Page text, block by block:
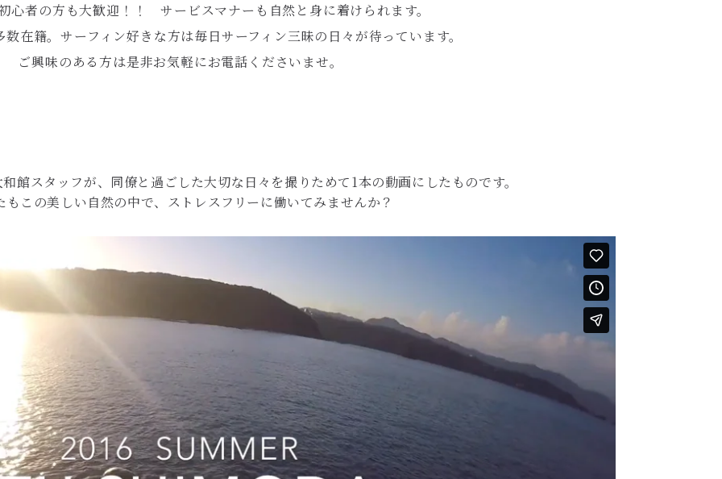
心者の方も大歓迎！！ サービスマナーも自然と身に着けられます。
在籍。サーフィン好きな方は毎日サーフィン三昧の日々が待っています。
ご興味のある方は是非お気軽にお電話くださいませ。
館スタッフが、同僚と過ごした大切な日々を撮りためて1本の動画にしたものです。
もこの美しい自然の中で、ストレスフリーに働いてみませんか？